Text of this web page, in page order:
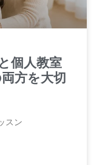
個人教室
方を大切
スン